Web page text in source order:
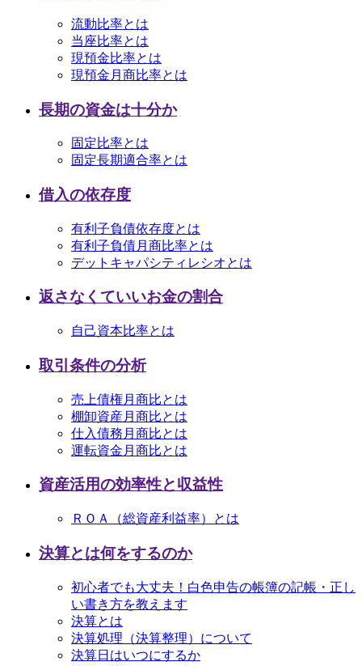
流動比率とは
当座比率とは
現預金比率とは
現預金月商比率とは
長期の資金は十分か
固定比率とは
固定長期適合率とは
借入の依存度
有利子負債依存度とは
有利子負債月商比率とは
デットキャパシティレシオとは
返さなくていいお金の割合
自己資本比率とは
取引条件の分析
売上債権月商比とは
棚卸資産月商比とは
仕入債務月商比とは
運転資金月商比とは
資産活用の効率性と収益性
ＲＯＡ（総資産利益率）とは
決算とは何をするのか
初心者でも大丈夫！白色申告の帳簿の記帳・正し
い書き方を教えます
決算とは
決算処理（決算整理）について
決算日はいつにするか